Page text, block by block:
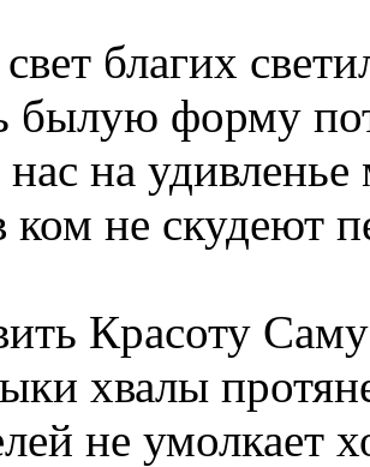
благих
былую форму
на удивленье
ком не скудеют
Красоту
хвалы
не умолкает